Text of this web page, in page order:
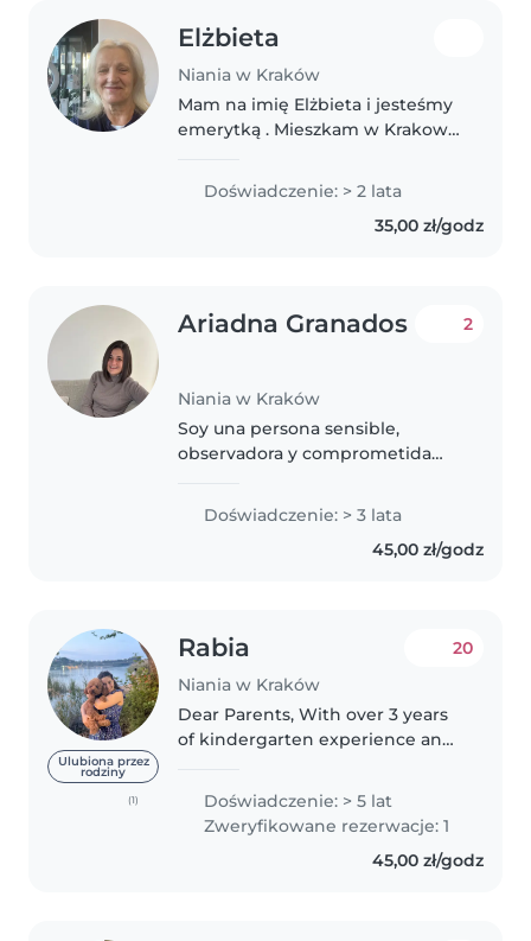
Elżbieta
Niania w Kraków
Mam na imię Elżbieta i jesteśmy
emerytką . Mieszkam w Krakowie
letnie doświadczenie w opiece
nad dwoma chłopcami 1,5 -5.
Uwielbiam pracę z Dziećmi i
Doświadczenie: > 2 lata
35,00 zł/godz
Ariadna Granados
Niania w Kraków
2
Soy una persona sensible,
observadora y comprometida
infancia y las familias. Me
interesa comprender lo que hay
detrás de las conductas de los
Doświadczenie: > 3 lata
45,00 zł/godz
Ulubiona przez
rodziny
(1)
Rabia
Niania w Kraków
20
Dear Parents, With over 3 years
of kindergarten experience and
have worked with children of
different ages and personalities.
I hold a pedagogical..
Doświadczenie: > 5 lat
Zweryfikowane rezerwacje: 1
45,00 zł/godz